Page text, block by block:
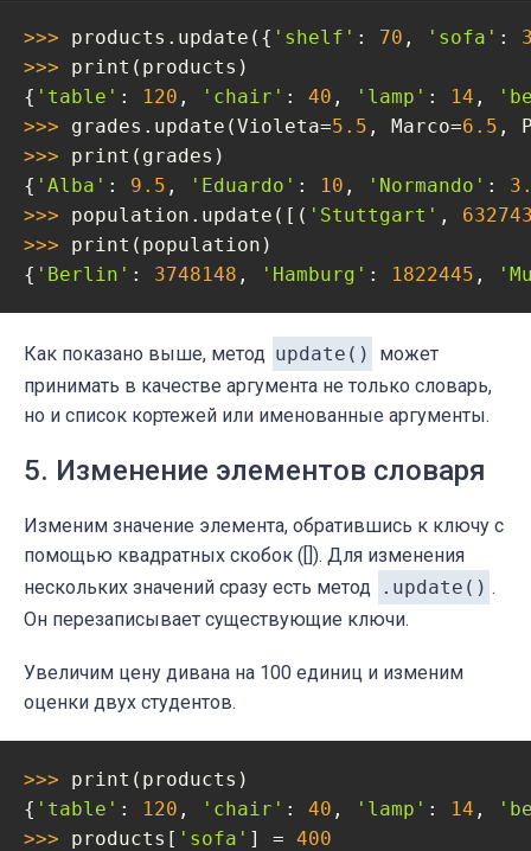
>>> products.update({ 'shelf' : 70 , 'sofa' :
>>> print(products)
{ 'table' : 120 , 'chair' : 40 , 'lamp' : 14 ,
>>> grades.update(Violeta=5.5 , Marco=6.5 ,
>>> print(grades)
{ 'Alba' : 9.5 , 'Eduardo' : 10 , 'Normando' :
>>> population.update([( 'Stuttgart' ,
>>> print(population)
{ 'Berlin' : 3748148 , 'Hamburg' : 1822445 ,
Как показано выше, метод update()
может
принимать в качестве аргумента не только словарь,
но и список кортежей или именованные аргументы.
5. Изменение элементов словаря
Изменим значение элемента, обратившись к ключу с
помощью квадратных скобок ([]). Для изменения
нескольких значений сразу есть метод .update() .
Он перезаписывает существующие ключи.
Увеличим цену дивана на 100 единиц и изменим
оценки двух студентов.
>>> print(products)
{ 'table' : 120 , 'chair' : 40 , 'lamp' : 14 ,
>>> products[ 'sofa' ] = 400